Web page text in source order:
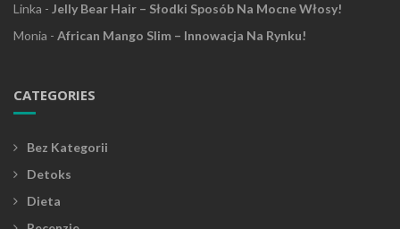
Linka - Jelly Bear Hair – Słodki Sposób Na Mocne Włosy!
Monia - African Mango Slim – Innowacja Na Rynku!
CATEGORIES
Bez Kategorii
Detoks
Dieta